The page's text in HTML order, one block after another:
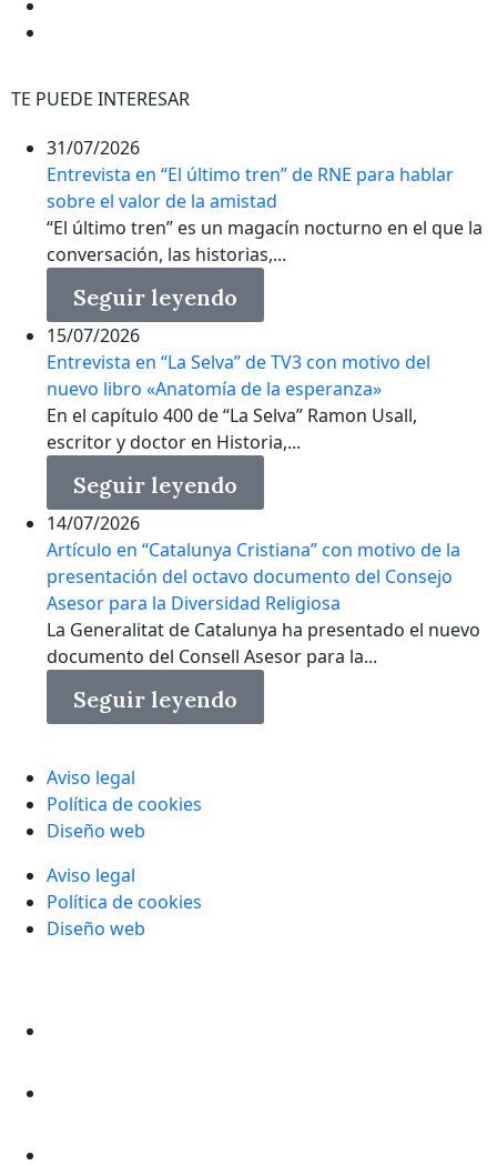
TE PUEDE INTERESAR
31/07/2026
Entrevista en “El último tren” de RNE para hablar
sobre el valor de la amistad
“El último tren” es un magacín nocturno en el que la
conversación, las historias,...
Seguir leyendo
15/07/2026
Entrevista en “La Selva” de TV3 con motivo del
nuevo libro «Anatomía de la esperanza»
En el capítulo 400 de “La Selva” Ramon Usall,
escritor y doctor en Historia,...
Seguir leyendo
14/07/2026
Artículo en “Catalunya Cristiana” con motivo de la
presentación del octavo documento del Consejo
Asesor para la Diversidad Religiosa
La Generalitat de Catalunya ha presentado el nuevo
documento del Consell Asesor para la...
Seguir leyendo
Aviso legal
Política de cookies
Diseño web
Aviso legal
Política de cookies
Diseño web